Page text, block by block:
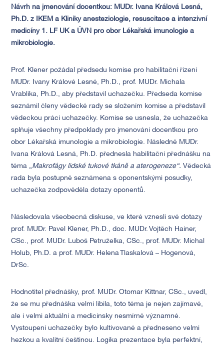
Návrh na jmenování docentkou: MUDr. Ivana Králová Lesná,
Ph.D. z IKEM a Kliniky anesteziologie, resuscitace a intenzivní
medicíny 1. LF UK a ÚVN pro obor Lékařská imunologie a
mikrobiologie.
Prof. Klener požádal předsedu komise pro habilitační řízení
MUDr. Ivany Králové Lesné, Ph.D., prof. MUDr. Michala
Vrablíka, Ph.D., aby představil uchazečku. Předseda komise
seznámil členy vědecké rady se složením komise a představil
vědeckou práci uchazečky. Komise se usnesla, že uchazečka
splňuje všechny předpoklady pro jmenování docentkou pro
obor Lékařská imunologie a mikrobiologie. Následně MUDr.
Ivana Králová Lesná, Ph.D. přednesla habilitační přednášku na
téma „Makrofágy lidské tukové tkáně a aterogeneze“.Vědecká
rada byla postupně seznámena s oponentskými posudky,
uchazečka zodpověděla dotazy oponentů.
Následovala všeobecná diskuse, ve které vznesli své dotazy
prof. MUDr. Pavel Klener, Ph.D., doc. MUDr. Vojtěch Hainer,
CSc., prof. MUDr. Luboš Petruželka, CSc., prof. MUDr. Michal
Holub, Ph.D. a prof. MUDr. Helena Tlaskalová – Hogenová,
DrSc.
Hodnotitel přednášky, prof. MUDr. Otomar Kittnar, CSc., uvedl,
že se mu přednáška velmi líbila, toto téma je nejen zajímavé,
ale i velmi aktuální a medicínsky nesmírně významné.
Vystoupení uchazečky bylo kultivované a předneseno velmi
hezkou a kvalitní češtinou. Logika prezentace byla perfektní,